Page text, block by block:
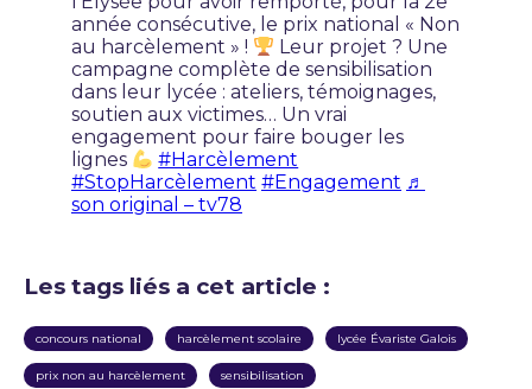
année consécutive, le prix national « Non
au harcèlement » !
Leur projet ? Une
campagne complète de sensibilisation
dans leur lycée : ateliers, témoignages,
soutien aux victimes… Un vrai
engagement pour faire bouger les
lignes
#Harcèlement
#StopHarcèlement #Engagement ♬
son original – tv78
Les tags liés a cet article :
concours national harcèlement scolaire lycée Évariste Galois
prix non au harcèlement sensibilisation